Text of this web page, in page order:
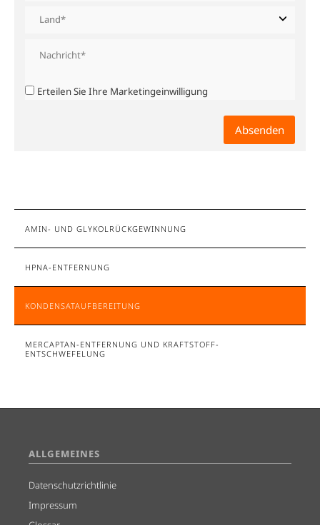
Erteilen Sie Ihre Marketingeinwilligung
AMIN- UND GLYKOLRÜCKGEWINNUNG
HPNA-ENTFERNUNG
KONDENSATAUFBEREITUNG
MERCAPTAN-ENTFERNUNG UND KRAFTSTOFF-
ENTSCHWEFELUNG
ALLGEMEINES
Datenschutzrichtlinie
Impressum